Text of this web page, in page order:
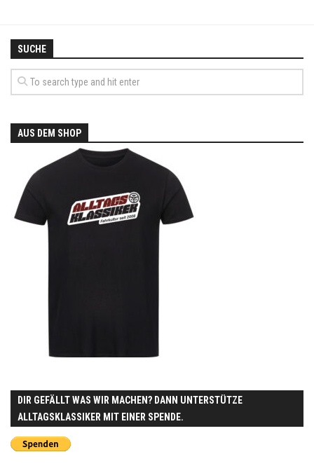
SUCHE
AUS DEM SHOP
DIR GEFÄLLT WAS WIR MACHEN? DANN UNTERSTÜTZE
ALLTAGSKLASSIKER MIT EINER SPENDE.